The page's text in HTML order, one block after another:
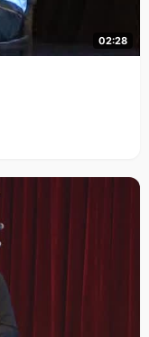
02:28